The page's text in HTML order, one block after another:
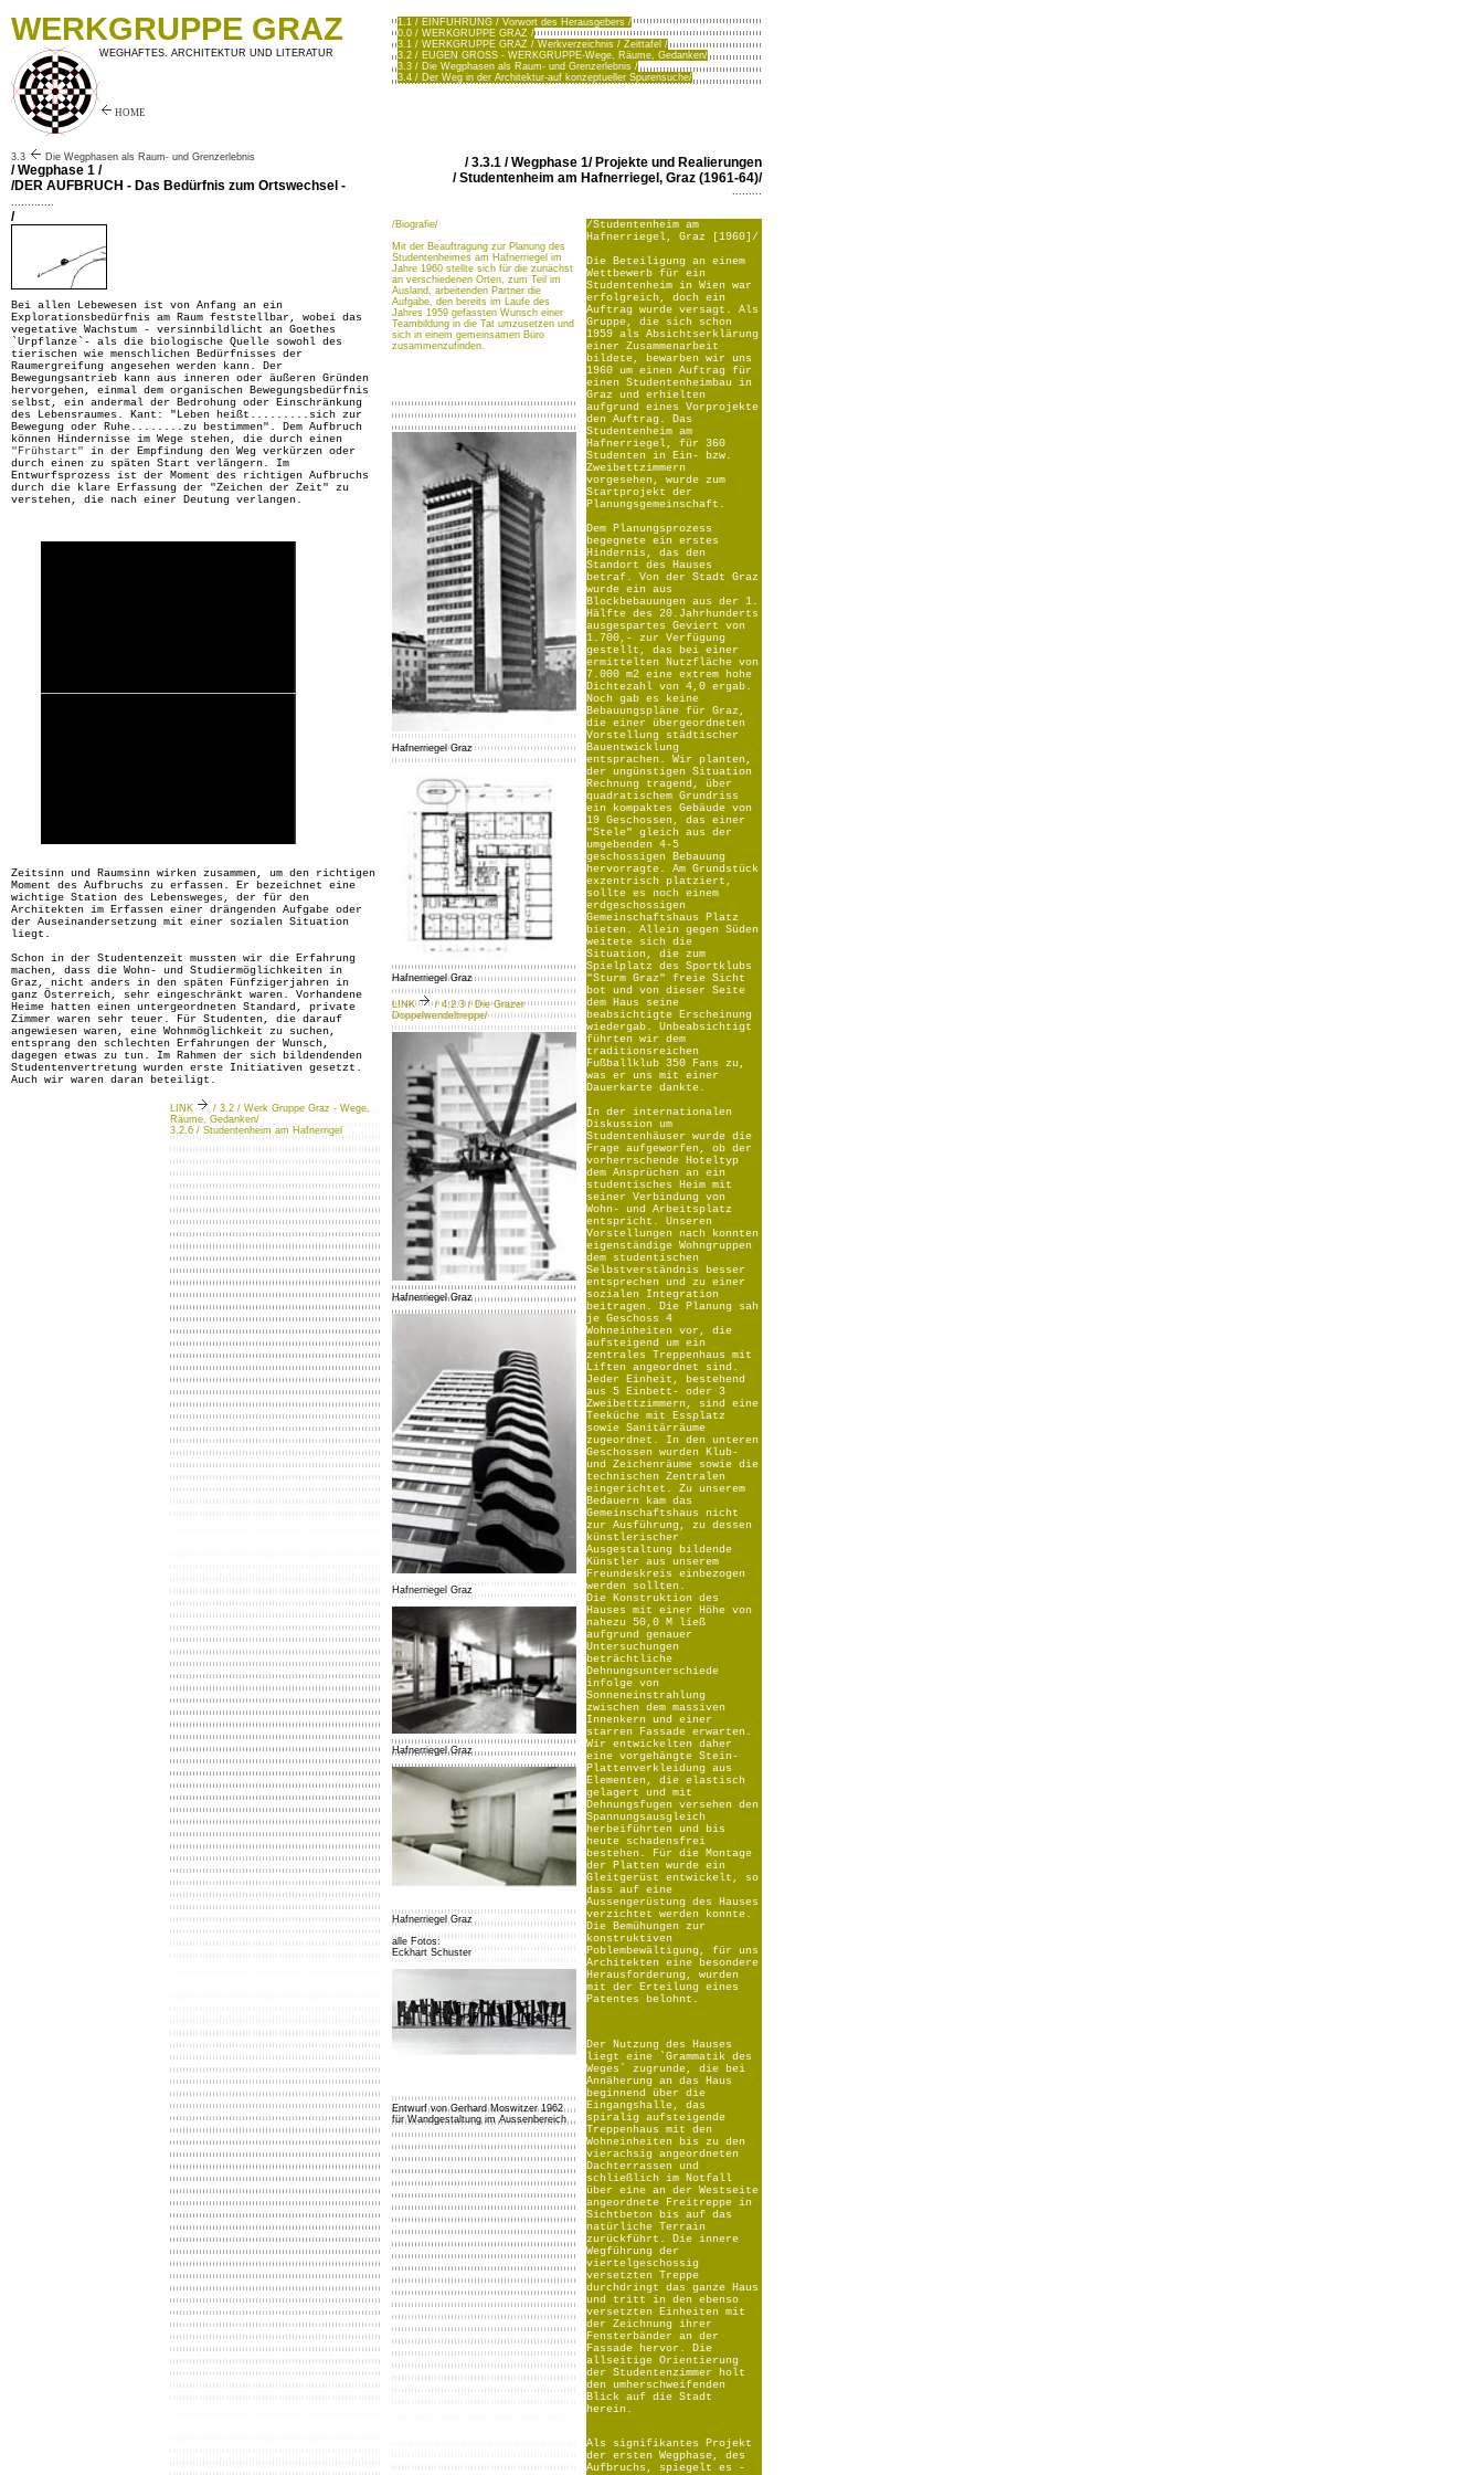
WERKGRUPPE GRAZ
WEGHAFTES. ARCHITEKTUR UND LITERATUR
HOME
3.3 Die Wegphasen als Raum- und Grenzerlebnis
/ Wegphase 1 /
/DER AUFBRUCH - Das Bedürfnis zum Ortswechsel -
.............
/
Bei allen Lebewesen ist von Anfang an ein
Explorationsbedürfnis am Raum feststellbar, wobei das
vegetative Wachstum - versinnbildlicht an Goethes
`Urpflanze`- als die biologische Quelle sowohl des
tierischen wie menschlichen Bedürfnisses der
Raumergreifung angesehen werden kann. Der
Bewegungsantrieb kann aus inneren oder äußeren Gründen
hervorgehen, einmal dem organischen Bewegungsbedürfnis
selbst, ein andermal der Bedrohung oder Einschränkung
des Lebensraumes. Kant: "Leben heißt.........sich zur
Bewegung oder Ruhe........zu bestimmen". Dem Aufbruch
können Hindernisse im Wege stehen, die durch einen
"Frühstart" in der Empfindung den Weg verkürzen oder
durch einen zu späten Start verlängern. Im
Entwurfsprozess ist der Moment des richtigen Aufbruchs
durch die klare Erfassung der "Zeichen der Zeit" zu
verstehen, die nach einer Deutung verlangen.
Zeitsinn und Raumsinn wirken zusammen, um den richtigen
Moment des Aufbruchs zu erfassen. Er bezeichnet eine
wichtige Station des Lebensweges, der für den
Architekten im Erfassen einer drängenden Aufgabe oder
der Auseinandersetzung mit einer sozialen Situation
liegt.
Schon in der Studentenzeit mussten wir die Erfahrung
machen, dass die Wohn- und Studiermöglichkeiten in
Graz, nicht anders in den späten Fünfzigerjahren in
ganz Österreich, sehr eingeschränkt waren. Vorhandene
Heime hatten einen untergeordneten Standard, private
Zimmer waren sehr teuer. Für Studenten, die darauf
angewiesen waren, eine Wohnmöglichkeit zu suchen,
entsprang den schlechten Erfahrungen der Wunsch,
dagegen etwas zu tun. Im Rahmen der sich bildendenden
Studentenvertretung wurden erste Initiativen gesetzt.
Auch wir waren daran beteiligt.
LINK
/ 3.2 / Werk Gruppe Graz - Wege,
Räume, Gedanken/
3.2.6 / Studentenheim am Hafnerrigel
1.1 / EINFÜHRUNG / Vorwort des Herausgebers /
0.0 / WERKGRUPPE GRAZ /
3.1 / WERKGRUPPE GRAZ / Werkverzeichnis / Zeittafel /
3.2 / EUGEN GROSS - WERKGRUPPE-Wege, Räume, Gedanken/
3.3 / Die Wegphasen als Raum- und Grenzerlebnis /
3.4 / Der Weg in der Architektur-auf konzeptueller Spurensuche/
/ 3.3.1 / Wegphase 1/ Projekte und Realierungen
/ Studentenheim am Hafnerriegel, Graz (1961-64)/
.........
/Biografie/
Mit der Beauftragung zur Planung des
Studentenheimes am Hafnerriegel im
Jahre 1960 stellte sich für die zunächst
an verschiedenen Orten, zum Teil im
Ausland, arbeitenden Partner die
Aufgabe, den bereits im Laufe des
Jahres 1959 gefassten Wunsch einer
Teambildung in die Tat umzusetzen und
sich in einem gemeinsamen Büro
zusammenzufinden.
Hafnerriegel Graz
Hafnerriegel Graz
LINK
/ 4.2.3 / Die Grazer
Doppelwendeltreppe/
Hafnerriegel Graz
Hafnerriegel Graz
Hafnerriegel Graz
Hafnerriegel Graz
alle Fotos:
Eckhart Schuster
Entwurf von Gerhard Moswitzer 1962
für Wandgestaltung im Aussenbereich
/Studentenheim am
Hafnerriegel, Graz [1960]/
Die Beteiligung an einem
Wettbewerb für ein
Studentenheim in Wien war
erfolgreich, doch ein
Auftrag wurde versagt. Als
Gruppe, die sich schon
1959 als Absichtserklärung
einer Zusammenarbeit
bildete, bewarben wir uns
1960 um einen Auftrag für
einen Studentenheimbau in
Graz und erhielten
aufgrund eines Vorprojekte
den Auftrag. Das
Studentenheim am
Hafnerriegel, für 360
Studenten in Ein- bzw.
Zweibettzimmern
vorgesehen, wurde zum
Startprojekt der
Planungsgemeinschaft.
Dem Planungsprozess
begegnete ein erstes
Hindernis, das den
Standort des Hauses
betraf. Von der Stadt Graz
wurde ein aus
Blockbebauungen aus der 1.
Hälfte des 20.Jahrhunderts
ausgespartes Geviert von
1.700,- zur Verfügung
gestellt, das bei einer
ermittelten Nutzfläche von
7.000 m2 eine extrem hohe
Dichtezahl von 4,0 ergab.
Noch gab es keine
Bebauungspläne für Graz,
die einer übergeordneten
Vorstellung städtischer
Bauentwicklung
entsprachen. Wir planten,
der ungünstigen Situation
Rechnung tragend, über
quadratischem Grundriss
ein kompaktes Gebäude von
19 Geschossen, das einer
"Stele" gleich aus der
umgebenden 4-5
geschossigen Bebauung
hervorragte. Am Grundstück
exzentrisch platziert,
sollte es noch einem
erdgeschossigen
Gemeinschaftshaus Platz
bieten. Allein gegen Süden
weitete sich die
Situation, die zum
Spielplatz des Sportklubs
"Sturm Graz" freie Sicht
bot und von dieser Seite
dem Haus seine
beabsichtigte Erscheinung
wiedergab. Unbeabsichtigt
führten wir dem
traditionsreichen
Fußballklub 350 Fans zu,
was er uns mit einer
Dauerkarte dankte.
In der internationalen
Diskussion um
Studentenhäuser wurde die
Frage aufgeworfen, ob der
vorherrschende Hoteltyp
dem Ansprüchen an ein
studentisches Heim mit
seiner Verbindung von
Wohn- und Arbeitsplatz
entspricht. Unseren
Vorstellungen nach konnten
eigenständige Wohngruppen
dem studentischen
Selbstverständnis besser
entsprechen und zu einer
sozialen Integration
beitragen. Die Planung sah
je Geschoss 4
Wohneinheiten vor, die
aufsteigend um ein
zentrales Treppenhaus mit
Liften angeordnet sind.
Jeder Einheit, bestehend
aus 5 Einbett- oder 3
Zweibettzimmern, sind eine
Teeküche mit Essplatz
sowie Sanitärräume
zugeordnet. In den unteren
Geschossen wurden Klub-
und Zeichenräume sowie die
technischen Zentralen
eingerichtet. Zu unserem
Bedauern kam das
Gemeinschaftshaus nicht
zur Ausführung, zu dessen
künstlerischer
Ausgestaltung bildende
Künstler aus unserem
Freundeskreis einbezogen
werden sollten.
Die Konstruktion des
Hauses mit einer Höhe von
nahezu 50,0 M ließ
aufgrund genauer
Untersuchungen
beträchtliche
Dehnungsunterschiede
infolge von
Sonneneinstrahlung
zwischen dem massiven
Innenkern und einer
starren Fassade erwarten.
Wir entwickelten daher
eine vorgehängte Stein-
Plattenverkleidung aus
Elementen, die elastisch
gelagert und mit
Dehnungsfugen versehen den
Spannungsausgleich
herbeiführten und bis
heute schadensfrei
bestehen. Für die Montage
der Platten wurde ein
Gleitgerüst entwickelt, so
dass auf eine
Aussengerüstung des Hauses
verzichtet werden konnte.
Die Bemühungen zur
konstruktiven
Poblembewältigung, für uns
Architekten eine besondere
Herausforderung, wurden
mit der Erteilung eines
Patentes belohnt.
Der Nutzung des Hauses
liegt eine
`Grammatik des
Weges`
zugrunde, die bei
Annäherung an das Haus
beginnend über die
Eingangshalle, das
spiralig aufsteigende
Treppenhaus mit den
Wohneinheiten bis zu den
vierachsig angeordneten
Dachterrassen und
schließlich im Notfall
über eine an der Westseite
angeordnete Freitreppe in
Sichtbeton bis auf das
natürliche Terrain
zurückführt. Die innere
Wegführung der
viertelgeschossig
versetzten Treppe
durchdringt das ganze Haus
und tritt in den ebenso
versetzten Einheiten mit
der Zeichnung ihrer
Fensterbänder an der
Fassade hervor. Die
allseitige Orientierung
der Studentenzimmer holt
den umherschweifenden
Blick auf die Stadt
herein.
Als signifikantes Projekt
der ersten Wegphase, des
Aufbruchs, spiegelt es -